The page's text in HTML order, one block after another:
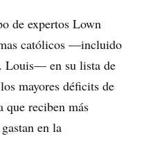
de expertos Lown
católicos —incluido
Louis— en su lista de
mayores déficits de
que reciben más
en la